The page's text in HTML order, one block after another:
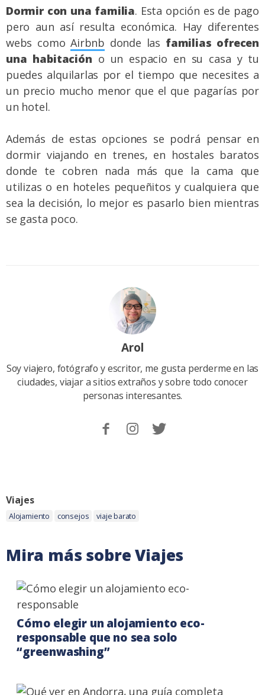
Dormir con una familia. Esta opción es de pago
pero aun así resulta económica. Hay diferentes
webs comoAirbnb donde las familias ofrecen
una habitación o un espacio en su casa y tu
puedes alquilarlas por el tiempo que necesites a
un precio mucho menor que el que pagarías por
un hotel.
Además de estas opciones se podrá pensar en
dormir viajando en trenes, en hostales baratos
donde te cobren nada más que la cama que
utilizas o en hoteles pequeñitos y cualquiera que
sea la decisión, lo mejor es pasarlo bien mientras
se gasta poco.
Arol
Soy viajero, fotógrafo y escritor, me gusta perderme en las
ciudades, viajar a sitios extraños y sobre todo conocer
personas interesantes.
SiguemeFollowFollow
Categoria:
Viajes
Etiquetas:
Alojamiento consejos viaje barato
Mira más sobre Viajes
Cómo elegir un alojamiento eco-
responsable que no sea solo
“greenwashing”